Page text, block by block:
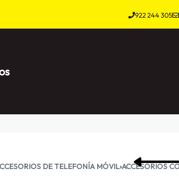
922 244 305
DE TELEFONÍA MÓVIL›ACCESORIOS